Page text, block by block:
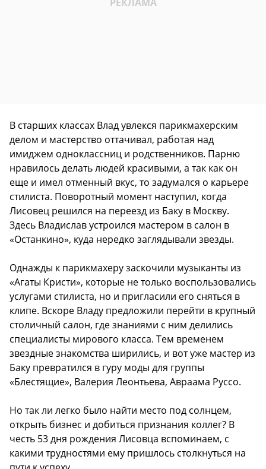
В старших классах Влад увлекся парикмахерским
делом и мастерство оттачивал, работая над
имиджем одноклассниц и родственников. Парню
нравилось делать людей красивыми, а так как он
еще и имел отменный вкус, то задумался о карьере
стилиста. Поворотный момент наступил, когда
Лисовец решился на переезд из Баку в Москву.
Здесь Владислав устроился мастером в салон в
«Останкино», куда нередко заглядывали звезды.
Однажды к парикмахеру заскочили музыканты из
«Агаты Кристи», которые не только воспользовались
услугами стилиста, но и пригласили его сняться в
клипе. Вскоре Владу предложили перейти в крупный
столичный салон, где знаниями с ним делились
специалисты мирового класса. Тем временем
звездные знакомства ширились, и вот уже мастер из
Баку превратился в гуру моды для группы
«Блестящие», Валерия Леонтьева, Авраама Руссо.
Но так ли легко было найти место под солнцем,
открыть бизнес и добиться признания коллег? В
честь 53 дня рождения Лисовца вспоминаем, с
какими трудностями ему пришлось столкнуться на